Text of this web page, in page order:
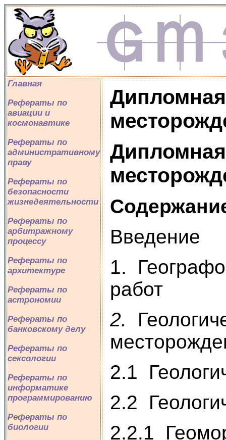
Главная
Рефераты по
авиации и
космонавтике
Рефераты по
административному
праву
Рефераты по
безопасности
жизнедеятельности
Рефераты по
арбитражному
процессу
Рефераты по
архитектуре
Рефераты по
астрономии
Рефераты по
банковскому делу
Рефераты по
сексологии
Рефераты по
информатике
программированию
Рефераты по
биологии
Введение
1.
работ
2.
2.1
2.2
2.2.1